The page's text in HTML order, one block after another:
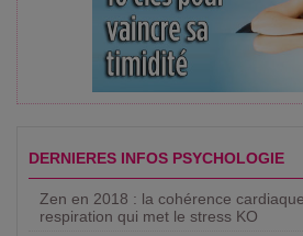
DERNIERES INFOS PSYCHOLOGIE
Zen en 2018 : la cohérence
respiration qui met le stress KO